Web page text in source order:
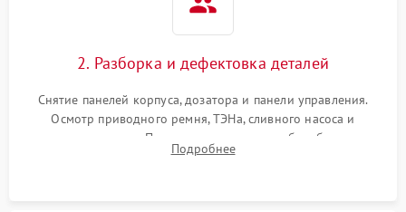
2. Разборка и дефектовка деталей
Снятие панелей корпуса, дозатора и панели управления.
Осмотр приводного ремня, ТЭНа, сливного насоса и
амортизаторов. Проверка подшипников барабана и
крестовины на износ, а манжеты люка на разрывы.
Подробнее